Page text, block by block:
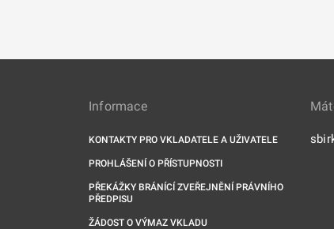
Informace
KONTAKTY PRO VKLADATELE A UŽIVATELE
PROHLÁŠENÍ O PŘÍSTUPNOSTI
PŘEKÁŽKY BRÁNÍCÍ ZVEŘEJNĚNÍ PRÁVNÍHO
PŘEDPISU
ŽÁDOST O VÝMAZ VKLADU